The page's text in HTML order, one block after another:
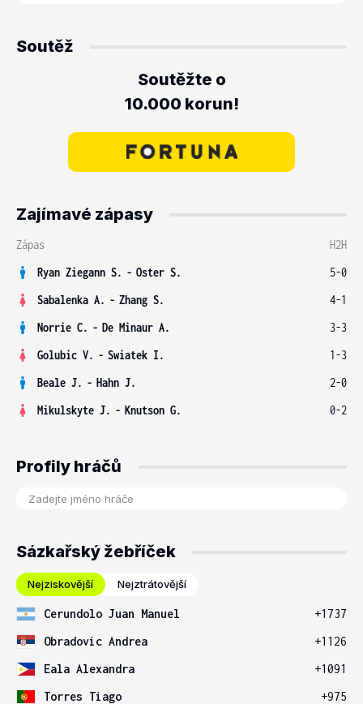
Soutěž
Soutěžte o
10.000 korun!
Zajímavé zápasy
Zápas
H2H
Ryan Ziegann S. - Oster S.
5-0
Sabalenka A. - Zhang S.
4-1
Norrie C. - De Minaur A.
3-3
Golubic V. - Swiatek I.
1-3
Beale J. - Hahn J.
2-0
Mikulskyte J. - Knutson G. 0-2
Profily hráčů
Sázkařský žebříček
Nejziskovější Nejztrátovější
Cerundolo Juan Manuel
+1737
Obradovic Andrea
+1126
Eala Alexandra
+1091
Torres Tiago
+975